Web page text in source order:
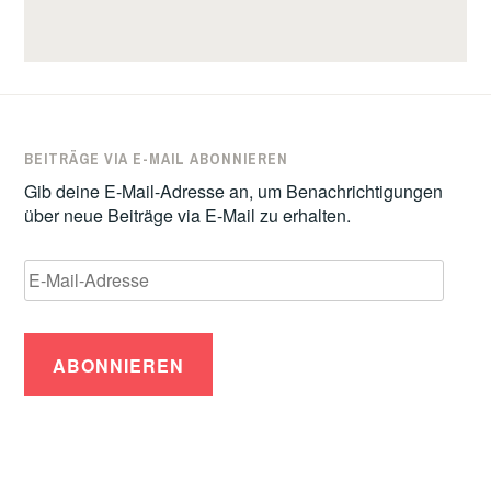
BEITRÄGE VIA E-MAIL ABONNIEREN
Gib deine E-Mail-Adresse an, um Benachrichtigungen
über neue Beiträge via E-Mail zu erhalten.
E-
Mail-